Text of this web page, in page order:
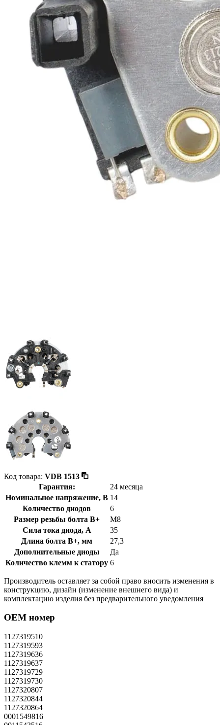
Код товара: VDB 1513
Гарантия:
24 месяца
Номинальное напряжение, В 14
Количество диодов
6
Размер резьбы болта B+
М8
Сила тока диода, А
35
Длина болта B+, мм
27,3
Дополнительные диоды
Да
Количество клемм к статору 6
Производитель оставляет за собой право вносить изменения в
конструкцию, дизайн (изменение внешнего вида) и
комплектацию изделия без предварительного уведомления
OEM номер
1127319510
1127319593
1127319636
1127319637
1127319729
1127319730
1127320807
1127320844
1127320864
0001549816